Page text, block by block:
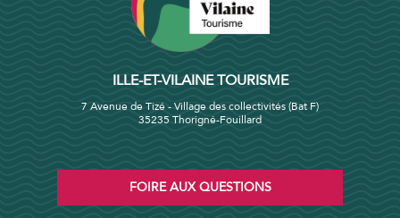
ILLE-ET-VILAINE TOURISME
7 Avenue de Tizé - Village des collectivités (Bat F)
35235 Thorigné-Fouillard
FOIRE AUX QUESTIONS